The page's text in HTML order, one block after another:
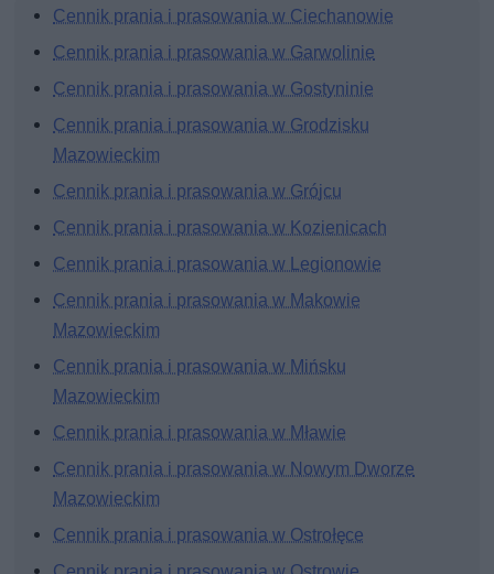
Cennik prania i prasowania w Ciechanowie
Cennik prania i prasowania w Garwolinie
Cennik prania i prasowania w Gostyninie
Cennik prania i prasowania w Grodzisku
Mazowieckim
Cennik prania i prasowania w Grójcu
Cennik prania i prasowania w Kozienicach
Cennik prania i prasowania w Legionowie
Cennik prania i prasowania w Makowie
Mazowieckim
Cennik prania i prasowania w Mińsku
Mazowieckim
Cennik prania i prasowania w Mławie
Cennik prania i prasowania w Nowym Dworze
Mazowieckim
Cennik prania i prasowania w Ostrołęce